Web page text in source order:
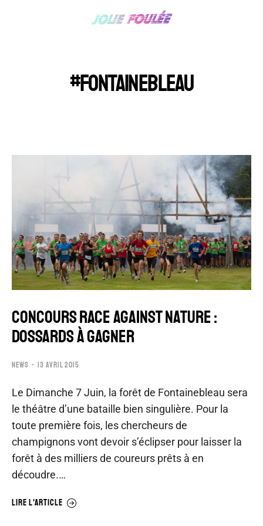
#FONTAINEBLEAU
CONCOURS RACE AGAINST NATURE :
DOSSARDS À GAGNER
NEWS 13 AVRIL 2015
Le Dimanche 7 Juin, la forêt de Fontainebleau sera
le théâtre d’une bataille bien singulière. Pour la
toute première fois, les chercheurs de
champignons vont devoir s’éclipser pour laisser la
forêt à des milliers de coureurs prêts à en
découdre.…
LIRE L'ARTICLE